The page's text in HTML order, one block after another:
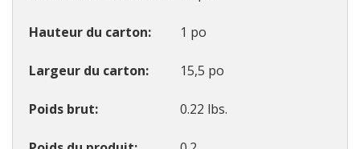
Hauteur du carton 1 po
Largeur du carton 15,5 po
Poids brut 0.22 lbs.